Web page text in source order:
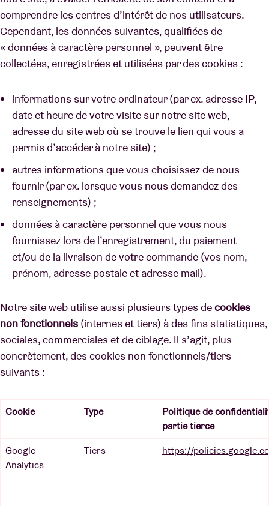
comprendre les centres d’intérêt de nos utilisateurs.
Cependant, les données suivantes, qualifiées de
« données à caractère personnel », peuvent être
collectées, enregistrées et utilisées par des cookies :
informations sur votre ordinateur (par ex. adresse IP,
date et heure de votre visite sur notre site web,
adresse du site web où se trouve le lien qui vous a
permis d’accéder à notre site) ;
autres informations que vous choisissez de nous
fournir (par ex. lorsque vous nous demandez des
renseignements) ;
données à caractère personnel que vous nous
fournissez lors de l’enregistrement, du paiement
et/ou de la livraison de votre commande (vos nom,
prénom, adresse postale et adresse mail).
Notre site web utilise aussi plusieurs types decookies
non fonctionnels (internes et tiers) à des fins statistiques,
sociales, commerciales et de ciblage. Il s’agit, plus
concrètement, des cookies non fonctionnels/tiers
suivants :
Cookie Type
Politique de
partie tierce
Google
Analytics
Tiers https://